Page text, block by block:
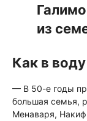
из
Как в
— В 50-е годы
большая семья,
Менаваря,